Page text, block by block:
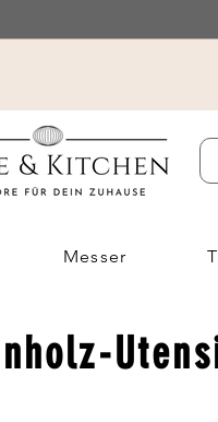
Messer